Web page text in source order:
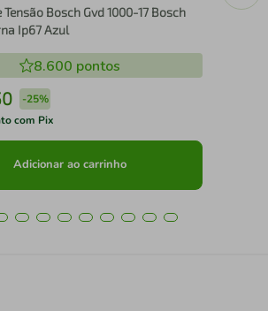
Tensão Bosch Gvd 1000-17 Bosch
Ip67 Azul
8.600 pontos
-25%
com Pix
Adicionar ao carrinho